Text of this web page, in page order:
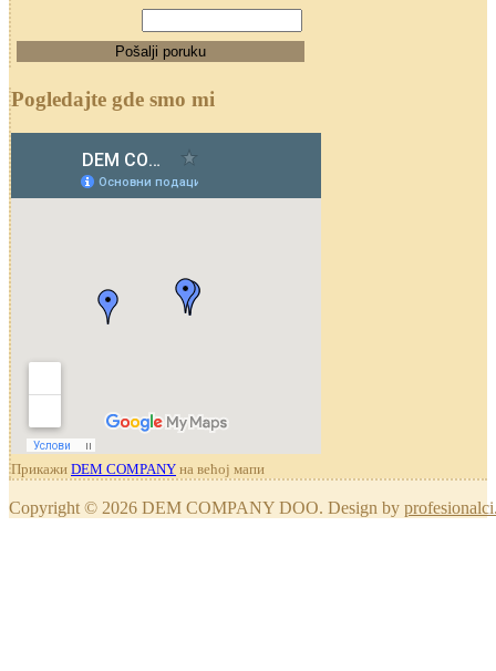
Pogledajte gde smo mi
Прикажи DEM COMPANY на већој мапи
Copyright © 2026 DEM COMPANY DOO. Design by